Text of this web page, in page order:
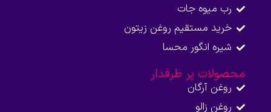
رب میوه جات
خرید مستقیم روغن زیتون
شیره انگور محسا
محصولات پر طرفدار
روغن آرگان
روغن زالو